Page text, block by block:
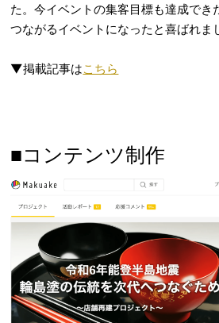
た。今イベントの集客目標も達成でき
つながるイベントになったと喜ばれま
▼掲載記事はこちら
■コンテンツ制作